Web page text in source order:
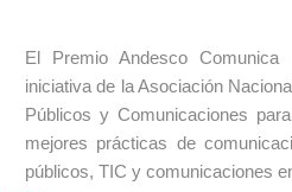
El Premio Andesco
iniciativa de la Asociación
Públicos y Comunicaciones
mejores prácticas de
públicos, TIC y comunicaciones